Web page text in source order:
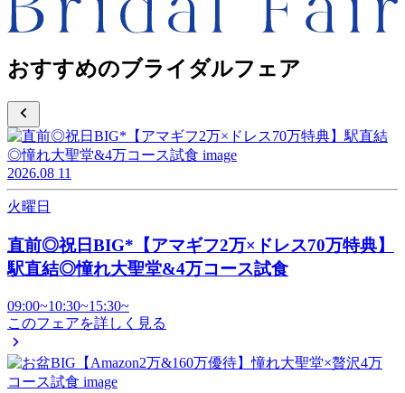
おすすめのブライダルフェア
2026.08 11
火曜日
直前◎祝日BIG*【アマギフ2万×ドレス70万特典】
駅直結◎憧れ大聖堂&4万コース試食
09:00~10:30~15:30~
このフェアを詳しく見る